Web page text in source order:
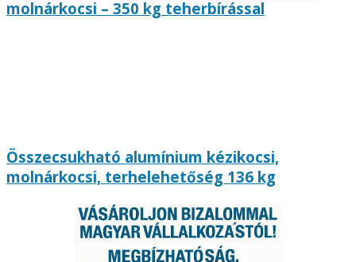
molnárkocsi – 350 kg teherbírással
Összecsukható alumínium kézikocsi,
molnárkocsi, terhelehetőség 136 kg